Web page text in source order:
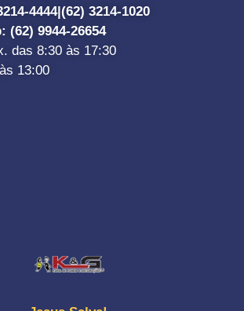
4444|(62) 3214-1020
: (62) 9944-26654
das 8:30 às 17:30
13:00